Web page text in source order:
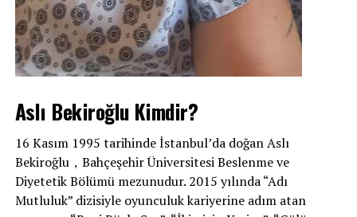
Aslı Bekiroğlu Kimdir?
16 Kasım 1995 tarihinde İstanbul’da doğan Aslı
Bekiroğlu，Bahçeşehir Üniversitesi Beslenme ve
Diyetetik Bölümü mezunudur. 2015 yılında “Adı
Mutluluk” dizisiyle oyunculuk kariyerine adım atan